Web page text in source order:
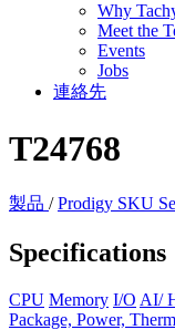
Why
Meet the
Events
Jobs
連絡先
T24768
製品 /Prodigy SKU
Specifications
CPU Memory I/O AI/
Package, Power,